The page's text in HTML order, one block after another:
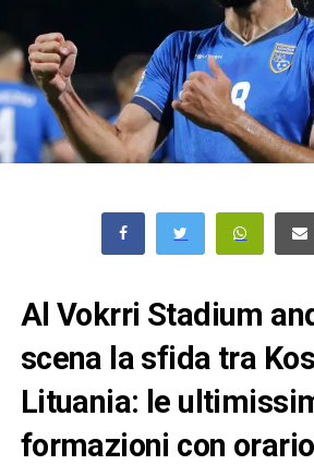
Al Vokrri Stadium
scena la sfida tra
Lituania: le
formazioni con